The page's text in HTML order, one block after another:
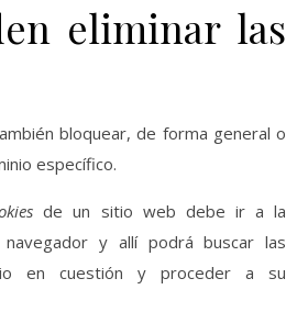
eliminar las
bloquear, de forma general o
específico.
de un sitio web debe ir a la
y allí podrá buscar las
en cuestión y proceder a su